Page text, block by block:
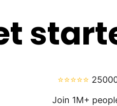
⭐⭐⭐⭐⭐
Join 1M+